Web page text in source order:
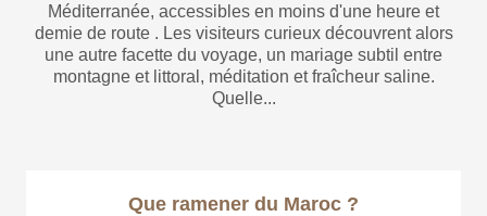
Méditerranée, accessibles en moins d'une heure et
demie de route . Les visiteurs curieux découvrent alors
une autre facette du voyage, un mariage subtil entre
montagne et littoral, méditation et fraîcheur saline.
Quelle...
Que ramener du Maroc ?